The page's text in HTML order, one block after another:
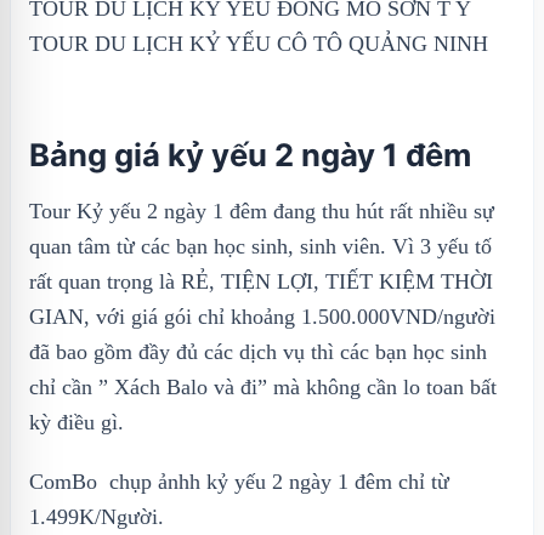
TOUR DU LỊCH KỶ YẾU ĐỒNG MÔ SƠN T Y
TOUR DU LỊCH KỶ YẾU CÔ TÔ QUẢNG NINH
Bảng giá kỷ yếu 2 ngày 1 đêm
Tour Kỷ yếu 2 ngày 1 đêm đang thu hút rất nhiều sự
quan tâm từ các bạn học sinh, sinh viên. Vì 3 yếu tố
rất quan trọng là RẺ, TIỆN LỢI, TIẾT KIỆM THỜI
GIAN, với giá gói chỉ khoảng 1.500.000VND/người
đã bao gồm đầy đủ các dịch vụ thì các bạn học sinh
chỉ cần ” Xách Balo và đi” mà không cần lo toan bất
kỳ điều gì.
ComBo chụp ảnhh kỷ yếu 2 ngày 1 đêm chỉ từ
1.499K/Người.